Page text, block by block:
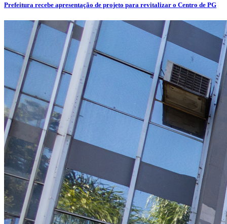
Prefeitura recebe apresentação de projeto para revitalizar o Centro de PG